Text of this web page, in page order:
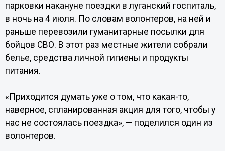
парковки накануне поездки в луганский госпиталь,
в ночь на 4 июля. По словам волонтеров, на ней и
раньше перевозили гуманитарные посылки для
бойцов СВО. В этот раз местные жители собрали
белье, средства личной гигиены и продукты
питания.
«Приходится думать уже о том, что какая-то,
наверное, спланированная акция для того, чтобы у
нас не состоялась поездка», — поделился один из
волонтеров.